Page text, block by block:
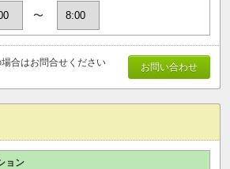
〜
お問い合わせ
合はお問合せください
ョン